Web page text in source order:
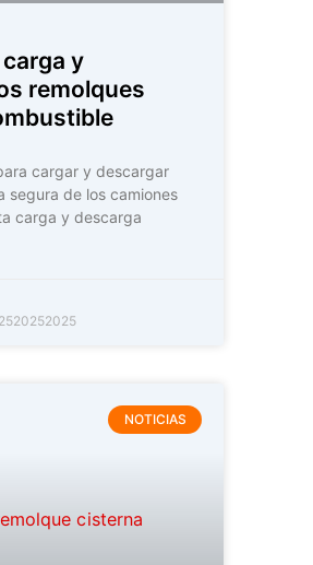
y
remolques
cargar y descargar
segura de los camiones
carga y descarga
NOTICIAS